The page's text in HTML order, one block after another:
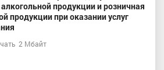
продукции и розничная
продукции при оказании услуг
2 Мбайт